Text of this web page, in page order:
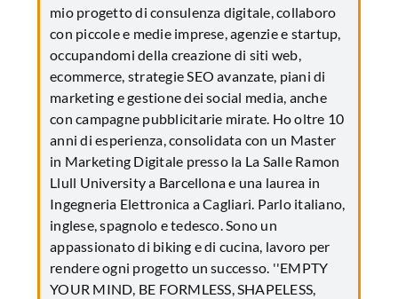
mio progetto di consulenza digitale, collaboro
con piccole e medie imprese, agenzie e startup,
occupandomi della creazione di siti web,
ecommerce, strategie SEO avanzate, piani di
marketing e gestione dei social media, anche
con campagne pubblicitarie mirate. Ho oltre 10
anni di esperienza, consolidata con un Master
in Marketing Digitale presso la La Salle Ramon
Llull University a Barcellona e una laurea in
Ingegneria Elettronica a Cagliari. Parlo italiano,
inglese, spagnolo e tedesco. Sono un
appassionato di biking e di cucina, lavoro per
rendere ogni progetto un successo. ''EMPTY
YOUR MIND, BE FORMLESS, SHAPELESS,